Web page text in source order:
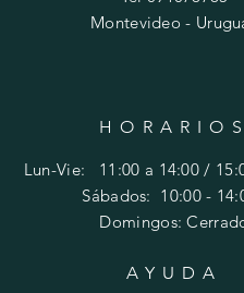
Montevideo -
HORARIOS
Lun-Vie: 11:00 a 14:00 /
​​Sábados: 10:00 -
Domingos:
AYUDA